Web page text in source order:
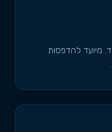
מיועד להדפסות